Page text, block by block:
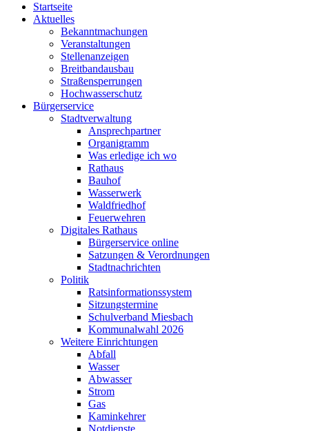
Startseite
Aktuelles
Bekanntmachungen
Veranstaltungen
Stellenanzeigen
Breitbandausbau
Straßensperrungen
Hochwasserschutz
Bürgerservice
Stadtverwaltung
Ansprechpartner
Organigramm
Was erledige ich wo
Rathaus
Bauhof
Wasserwerk
Waldfriedhof
Feuerwehren
Digitales Rathaus
Bürgerservice online
Satzungen & Verordnungen
Stadtnachrichten
Politik
Ratsinformationssystem
Sitzungstermine
Schulverband Miesbach
Kommunalwahl 2026
Weitere Einrichtungen
Abfall
Wasser
Abwasser
Strom
Gas
Kaminkehrer
Notdienste